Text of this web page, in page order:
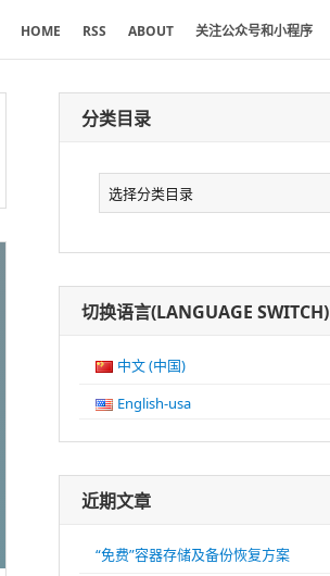
HOME RSS ABOUT 关注公众号和小程序
分类目录
切换语言(LANGUAGE SWITCH)
中文 (中国)
English-usa
近期文章
“免费”容器存储及备份恢复方案